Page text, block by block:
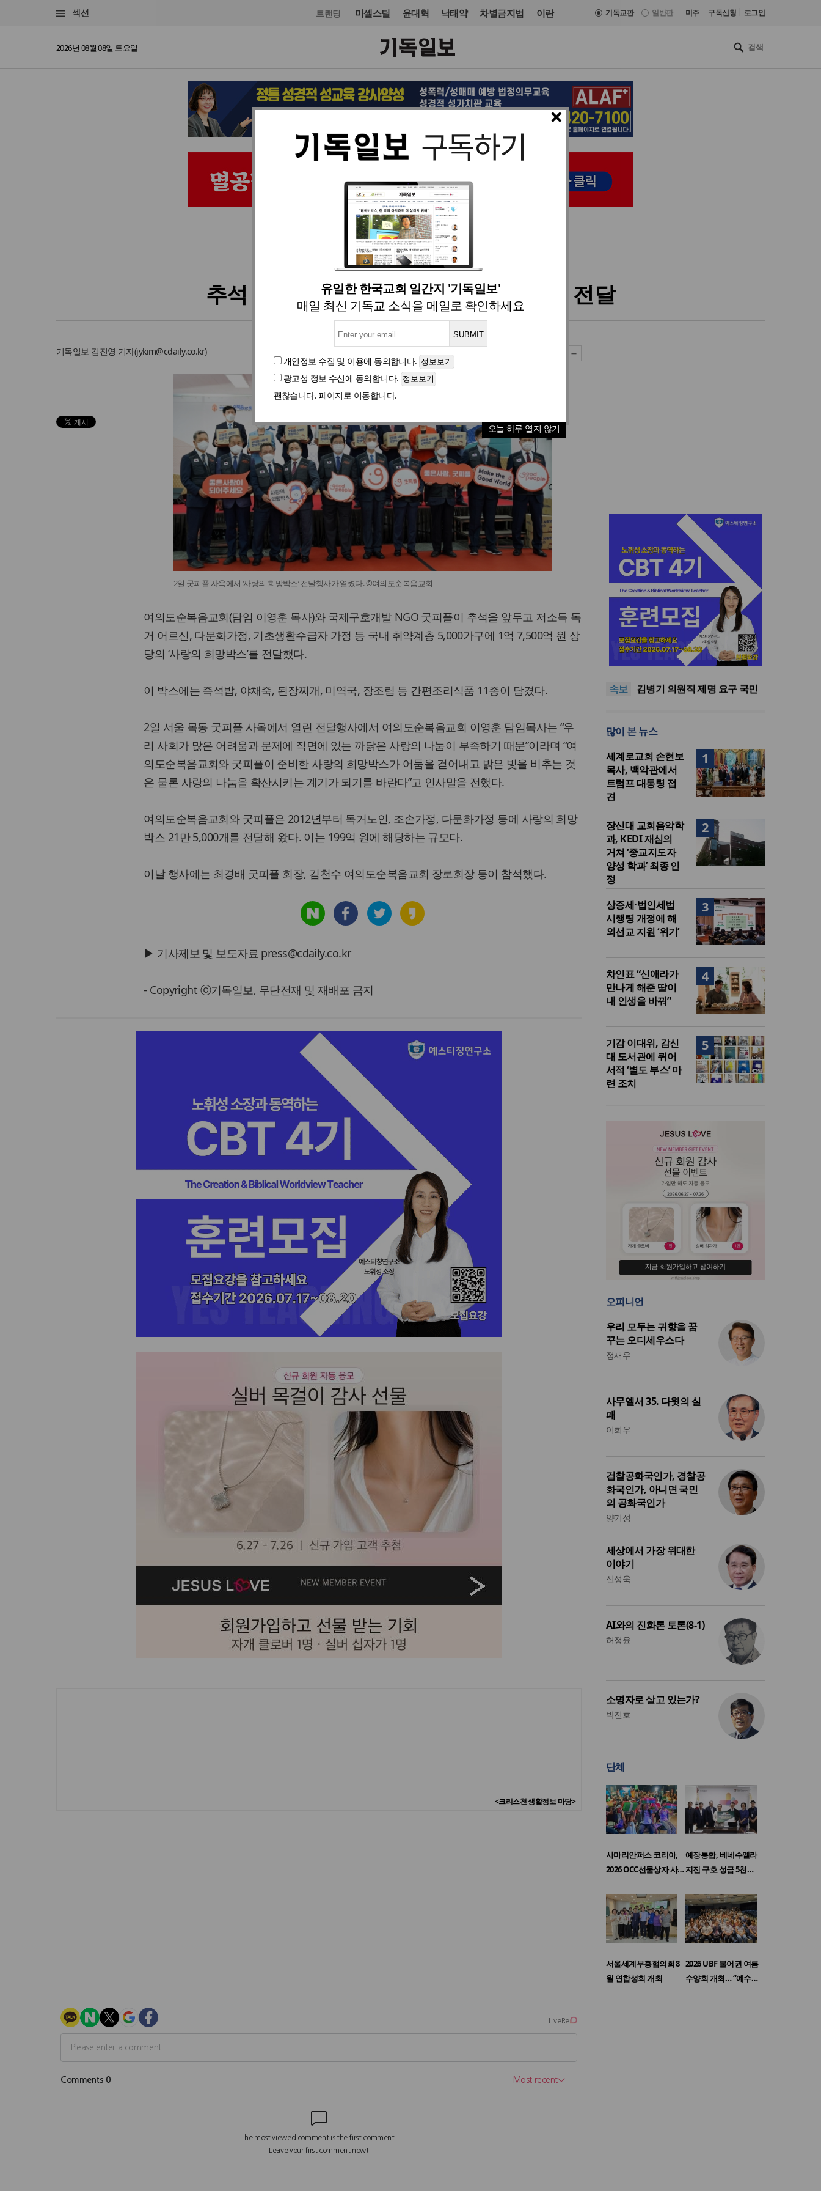
섹션 트랜딩 미셸스틸 윤대혁 낙태약 차별금지법 이란 기독교판 일반판 미주 구독신청 로그인
2026년 08월 08일 토요일
×
유일한 한국교회 일간지 '기독일보'
매일 최신 기독교 소식을 메일로 확인하세요
개인정보 수집 및 이용에 동의합니다.
광고성 정보 수신에 동의합니다.
괜찮습니다. 페이지로 이동합니다.
오늘 하루 열지 않기
복지·인권 입력 2022. 09. 02 15:57
추석 맞아 5천 가구에 ‘사랑의 희망박스’ 전달
기독일보 김진영 기자(jykim@cdaily.co.kr)
2일 굿피플 사옥에서 ‘사랑의 희망박스’ 전달행사가 열렸다. ©여의도순복음교회
여의도순복음교회(담임 이영훈 목사)와 국제구호개발 NGO 굿피플이 추석을 앞두고 저소득 독
거 어르신, 다문화가정, 기초생활수급자 가정 등 국내 취약계층 5,000가구에 1억 7,500억 원 상
당의 ‘사랑의 희망박스’를 전달했다.
이 박스에는 즉석밥, 야채죽, 된장찌개, 미역국, 장조림 등 간편조리식품 11종이 담겼다.
2일 서울 목동 굿피플 사옥에서 열린 전달행사에서 여의도순복음교회 이영훈 담임목사는 “우
리 사회가 많은 어려움과 문제에 직면에 있는 까닭은 사랑의 나눔이 부족하기 때문”이라며 “여
의도순복음교회와 굿피플이 준비한 사랑의 희망박스가 어둠을 걷어내고 밝은 빛을 비추는 것
은 물론 사랑의 나눔을 확산시키는 계기가 되기를 바란다”고 인사말을 전했다.
여의도순복음교회와 굿피플은 2012년부터 독거노인, 조손가정, 다문화가정 등에 사랑의 희망
박스 21만 5,000개를 전달해 왔다. 이는 199억 원에 해당하는 규모다.
이날 행사에는 최경배 굿피플 회장, 김천수 여의도순복음교회 장로회장 등이 참석했다.
▶ 기사제보 및 보도자료 press@cdaily.co.kr
- Copyright ⓒ기독일보, 무단전재 및 재배포 금지
<크리스천 생활정보 마당>
속보
기감 이대위, 감신대 도서관에
퀴어서적 ‘별도 부스’ 마련 조치
2026년 상반기 탈북민 입국 63
명… 전년 동기 대비 34.4% 감
오픈AI, 차세대 AI 모델 ‘아스트
이버 공격 역량 배제 못해”
동의청원… 13개 비위 의혹 경
오세훈, 용산공원 아파트 건설
명… 전년 동기 대비 34.4% 감
많이 본 뉴스
1
세계로교회 손현보
목사, 백악관에서
트럼프 대통령 접
견
2
장신대 교회음악학
과, KEDI 재심의
거쳐 ‘종교지도자
양성 학과’ 최종 인
정
3
상증세·법인세법
시행령 개정에 해
외선교 지원 ‘위기’
4
차인표 “신애라가
만나게 해준 딸이
내 인생을 바꿔”
5
기감 이대위, 감신
대 도서관에 퀴어
서적 ‘별도 부스’ 마
련 조치
오피니언
우리 모두는 귀향을 꿈
꾸는 오디세우스다
정재우
사무엘서 35. 다윗의 실
패
이희우
검찰공화국인가, 경찰공
화국인가, 아니면 국민
의 공화국인가
양기성
세상에서 가장 위대한
이야기
신성욱
AI와의 진화론 토론(8-1)
허정윤
소명자로 살고 있는가?
박진호
단체
사마리안퍼스 코리아,
2026 OCC선물상자 사…
예장통합, 베네수엘라
지진 구호 성금 5천…
서울세계부흥협의회 8
월 연합성회 개최
2026 UBF 불어권 여름
수양회 개최… “예수…